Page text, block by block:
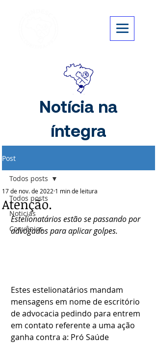
Notícia na
íntegra
Post
Todos posts
Noticias
Convênios
Todos posts
Atenção.
17 de nov. de 2022 1 min de leitura
Estelionatários estão se passando por
advogados para aplicar golpes.
Estes estelionatários mandam
mensagens em nome de escritório
de advocacia pedindo para entrem
em contato referente a uma ação
ganha contra a: Pró Saúde